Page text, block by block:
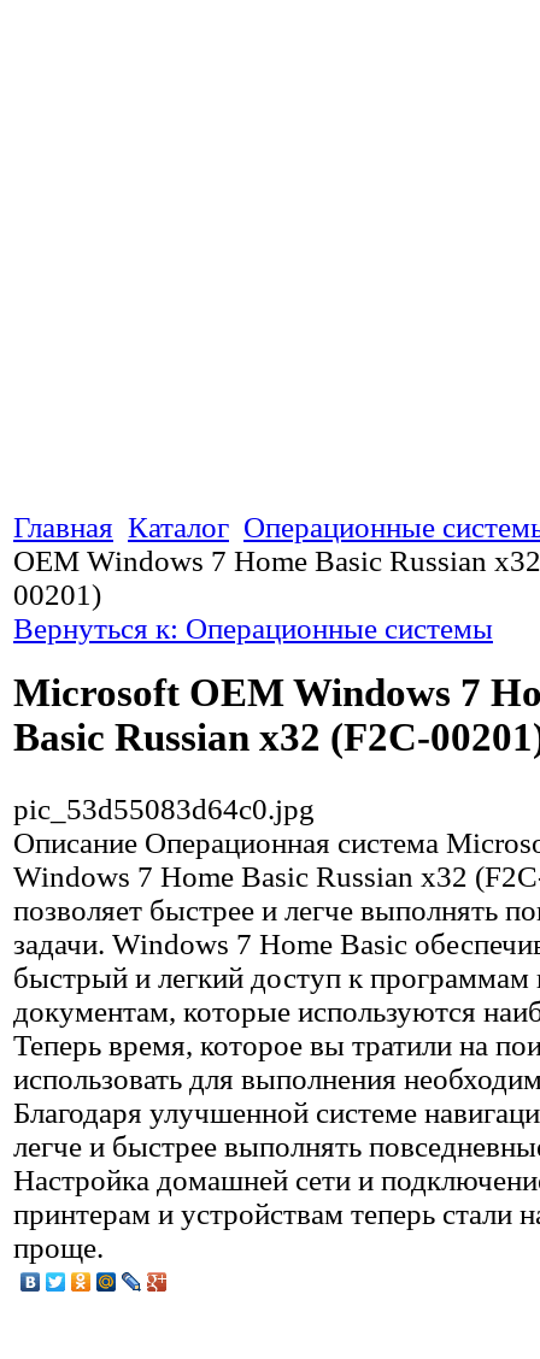
Главная Каталог Операционные
OEM Windows 7 Home Basic Russian
00201)
Вернуться к: Операционные системы
Microsoft OEM Windows 7
Basic Russian x32 (F2C-
pic_53d55083d64c0.jpg
Описание Операционная система
Windows 7 Home Basic Russian x32
позволяет быстрее и легче выполнять
задачи. Windows 7 Home Basic
быстрый и легкий доступ к программам
документам, которые используются
Теперь время, которое вы тратили на
использовать для выполнения
Благодаря улучшенной системе
легче и быстрее выполнять
Настройка домашней сети и
принтерам и устройствам теперь стали
проще.